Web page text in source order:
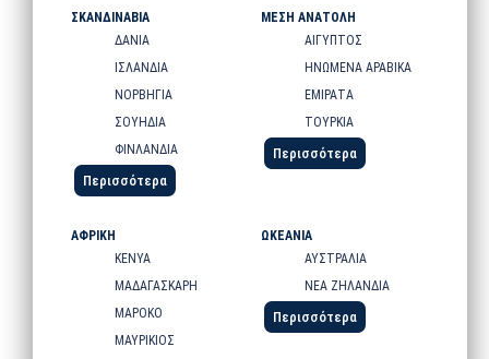
ΣΚΑΝΔΙΝΑΒΙΑ
ΔΑΝΙΑ
ΙΣΛΑΝΔΙΑ
ΝΟΡΒΗΓΙΑ
ΣΟΥΗΔΙΑ
ΦΙΝΛΑΝΔΙΑ
Περισσότερα
ΜΕΣΗ ΑΝΑΤΟΛΗ
ΑΙΓΥΠΤΟΣ
ΗΝΩΜΕΝΑ ΑΡΑΒΙΚΑ
ΕΜΙΡΑΤΑ
ΤΟΥΡΚΙΑ
Περισσότερα
ΑΦΡΙΚΗ
ΚΕΝΥΑ
ΜΑΔΑΓΑΣΚΑΡΗ
ΜΑΡΟΚΟ
ΜΑΥΡΙΚΙΟΣ
ΩΚΕΑΝΙΑ
ΑΥΣΤΡΑΛΙΑ
ΝΕΑ ΖΗΛΑΝΔΙΑ
Περισσότερα